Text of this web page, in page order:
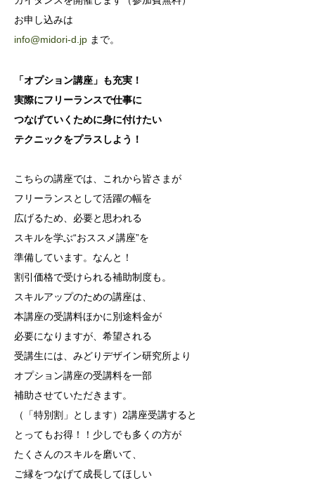
お申し込みは
info@midori-d.jp まで。
「オプション講座」も充実！
実際にフリーランスで仕事に
つなげていくために身に付けたい
テクニックをプラスしよう！
こちらの講座では、これから皆さまが
フリーランスとして活躍の幅を
広げるため、必要と思われる
スキルを学ぶ“おススメ講座”を
準備しています。なんと！
割引価格で受けられる補助制度も。
スキルアップのための講座は、
本講座の受講料ほかに別途料金が
必要になりますが、希望される
受講生には、みどりデザイン研究所より
オプション講座の受講料を一部
補助させていただきます。
（「特別割」とします）2講座受講すると
とってもお得！！少しでも多くの方が
たくさんのスキルを磨いて、
ご縁をつなげて成長してほしい